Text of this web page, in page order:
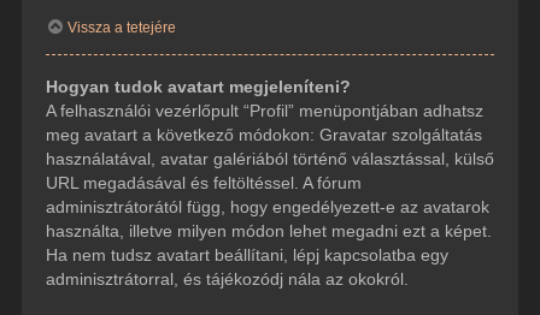
Vissza a tetejére
Hogyan tudok avatart megjeleníteni?
A felhasználói vezérlőpult “Profil” menüpontjában adhatsz
meg avatart a következő módokon: Gravatar szolgáltatás
használatával, avatar galériából történő választással, külső
URL megadásával és feltöltéssel. A fórum
adminisztrátorától függ, hogy engedélyezett-e az avatarok
használta, illetve milyen módon lehet megadni ezt a képet.
Ha nem tudsz avatart beállítani, lépj kapcsolatba egy
adminisztrátorral, és tájékozódj nála az okokról.